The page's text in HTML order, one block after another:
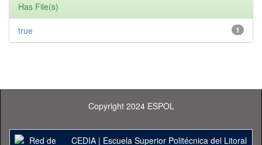
Has File(s)
1
true
Copyright 2024 ESPOL
CEDIA| Escuela Superior Politécnica del Litoral